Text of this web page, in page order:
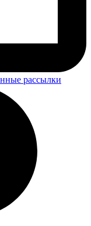
рассылки